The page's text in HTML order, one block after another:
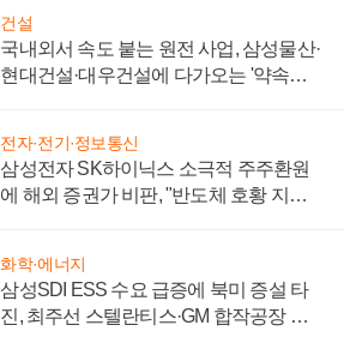
건설
국내외서 속도 붙는 원전 사업, 삼성물산·
현대건설·대우건설에 다가오는 '약속의
전자·전기·정보통신
삼성전자 SK하이닉스 소극적 주주환원
에 해외 증권가 비판, "반도체 호황 지속
화학·에너지
삼성SDI ESS 수요 급증에 북미 증설 타
진, 최주선 스텔란티스·GM 합작공장 건